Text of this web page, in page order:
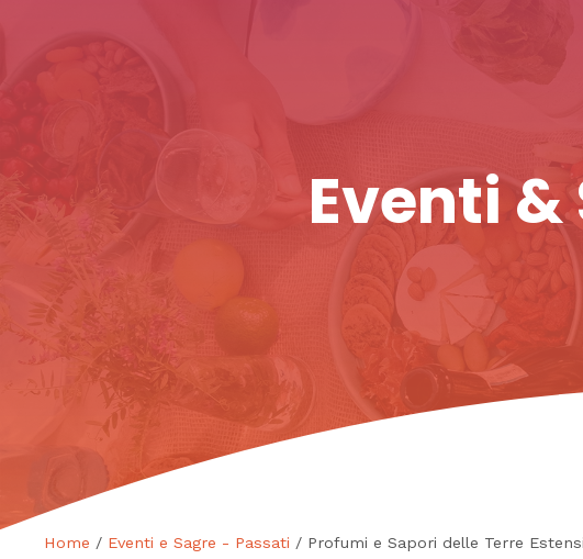
Eventi
Home / Eventi e Sagre - Passati / Profumi e Sapori delle Terre Estensi